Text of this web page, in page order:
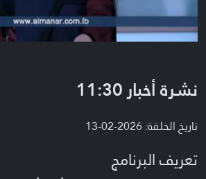
نشرة أخبار 11:30
تاريخ الحلقة: 2026-02-13
تعريف البرنامج